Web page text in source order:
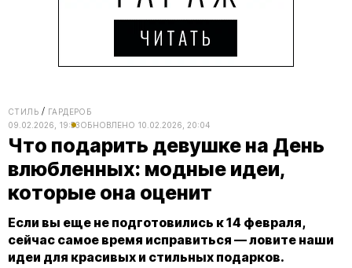
СТИЛЬ
ГАРДЕРОБ
09.02.2026, 19:53ОБНОВЛЕНО 10.02.2026, 20:04
Что подарить девушке на День
влюбленных: модные идеи,
которые она оценит
Если вы еще не подготовились к 14 февраля,
сейчас самое время исправиться — ловите наши
идеи для красивых и стильных подарков.